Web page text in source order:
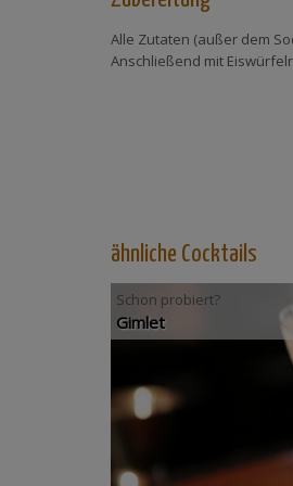
Alle Zutaten (außer dem
Anschließend mit
ähnliche Cocktails
Schon probiert?
Gimlet